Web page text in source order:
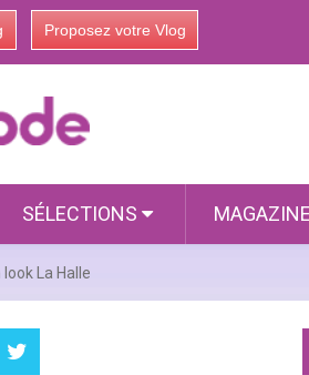
Proposez votre Vlog
SÉLECTIONS
look La Halle